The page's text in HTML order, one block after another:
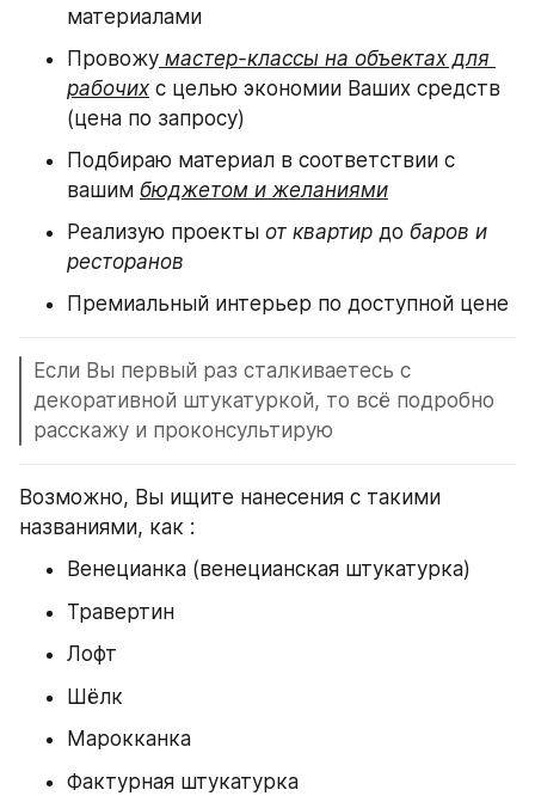
материалами
Провожу мастер-классы на объектах для
рабочих с целью экономии Ваших средств
(цена по запросу)
Подбираю материал в соответствии с
вашим бюджетом и желаниями
Реализую проекты от квартир до баров и
ресторанов
Премиальный интерьер по доступной цене
Если Вы первый раз сталкиваетесь с
декоративной штукатуркой, то всё подробно
расскажу и проконсультирую
Возможно, Вы ищите нанесения с такими
названиями, как :
Венецианка (венецианская штукатурка)
Травертин
Лофт
Шёлк
Марокканка
Фактурная штукатурка